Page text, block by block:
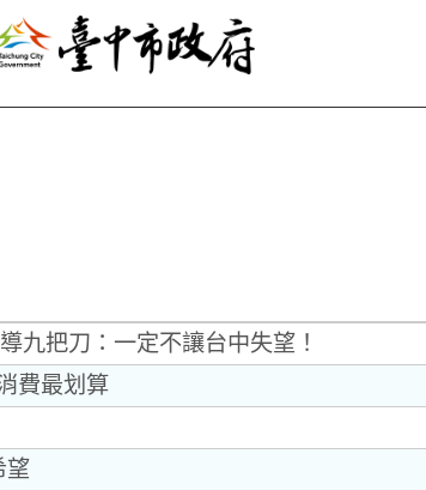
九把刀：一定不讓台中失望！
費最划算
望